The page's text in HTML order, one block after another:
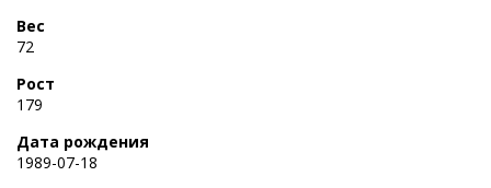
Вес
72
Рост
179
Дата рождения
1989-07-18